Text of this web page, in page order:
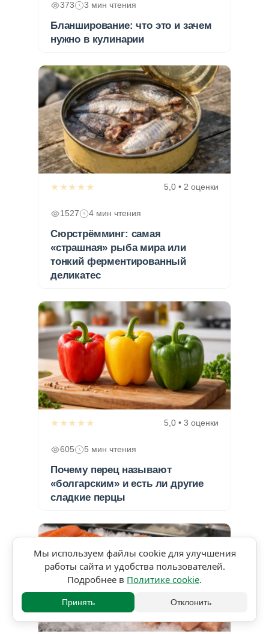
373 3 мин чтения
Бланширование: что это и зачем
нужно в кулинарии
★★★★★ 5,0 • 2 оценки
1527 4 мин чтения
Сюрстрёмминг: самая
«страшная» рыба мира или
тонкий ферментированный
деликатес
★★★★★ 5,0 • 3 оценки
605 5 мин чтения
Почему перец называют
«болгарским» и есть ли другие
сладкие перцы
Мы используем файлы cookie для улучшения
работы сайта и удобства пользователей.
Подробнее в Политике cookie.
Принять Отклонить